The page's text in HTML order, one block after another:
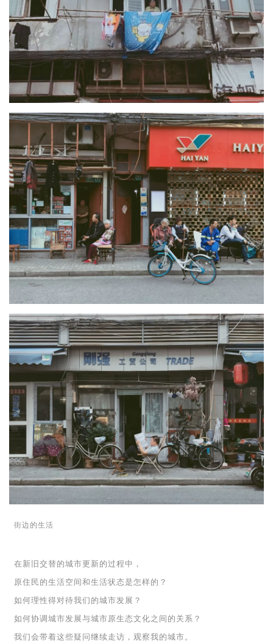
街边的生活
在新旧交替的城市更新的过程中，
原住民的生活空间和生活状态是怎样的？
如何理性得对待我们的城市发展？
如何协调城市发展与城市原生态文化之间的关系？
我们会带着这些疑问继续走访，观察我的城市。